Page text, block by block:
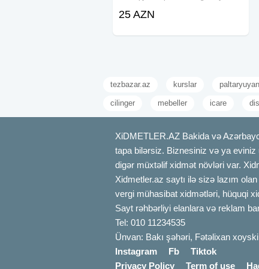
25 AZN
tezbazar.az kurslar
cilinger mebeller icare
XiDMETLER.AZ Bakida və
tapa bilərsiz. Biznesiniz və ya
digər müxtəlif xidmət növləri var.
Xidmetler.az saytı ilə sizə lazım
vergi mühasibat xidmətləri, hüquqi
Sayt rəhbərliyi elanlara və reklam
Tel: 010 11234535
Ünvan: Bakı şəhəri, Fətəlixan
Instagram
Fb
Tiktok
Privacy Policy
Term of use